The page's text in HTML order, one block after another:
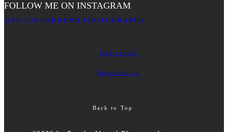
FOLLOW ME ON INSTAGRAM
@FRAUKEAHREND.PHOTOGRAPHY
Back to Top
Impressum
Datenschutz